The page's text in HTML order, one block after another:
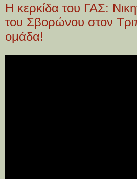
Η κερκίδα του ΓΑΣ:
του Σβορώνου στον
ομάδα!